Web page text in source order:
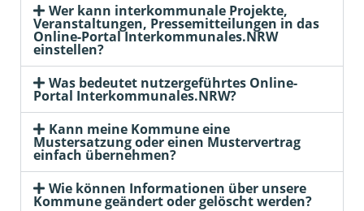
Wer kann interkommunale Projekte,
Veranstaltungen, Pressemitteilungen in das
Online-Portal Interkommunales.NRW
einstellen?
Was bedeutet nutzergeführtes Online-
Portal Interkommunales.NRW?
Kann meine Kommune eine
Mustersatzung oder einen Mustervertrag
einfach übernehmen?
Wie können Informationen über unsere
Kommune geändert oder gelöscht werden?